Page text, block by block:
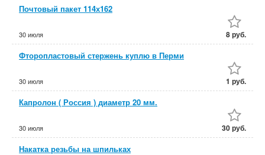
Почтовый пакет 114х162
30 июля 8 руб.
Фторопластовый стержень куплю в Перми
30 июля 1 руб.
Капролон ( Россия ) диаметр 20 мм.
30 июля 30 руб.
Накатка резьбы на шпильках